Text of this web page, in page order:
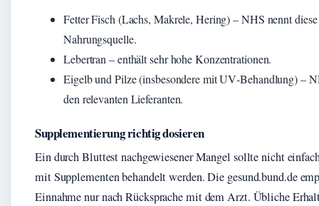
Fetter Fisch (Lachs, Makrele, Hering) – NHS nennt diese
Nahrungsquelle.
Lebertran – enthält sehr hohe Konzentrationen.
Eigelb und Pilze (insbesondere mit UV‑Behandlung) –
den relevanten Lieferanten.
Supplementierung richtig dosieren
Ein durch Bluttest nachgewiesener Mangel sollte nicht
mit Supplementen behandelt werden. Die gesund.bund.de
Einnahme nur nach Rücksprache mit dem Arzt. Übliche